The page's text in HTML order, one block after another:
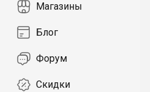
Магазины
Блог
Форум
Скидки